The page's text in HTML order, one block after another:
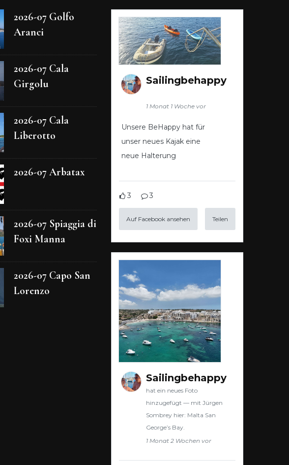
2026-07 Golfo
Aranci
2026-07 Cala
Girgolu
2026-07 Cala
Liberotto
2026-07 Arbatax
2026-07 Spiaggia di
Foxi Manna
2026-07 Capo San
Lorenzo
Sailingbehappy
1 Monat 1 Woche vor
Unsere BeHappy hat für
unser neues Kajak eine
neue Halterung
3 3
Auf Facebook ansehen Teilen
Sailingbehappy
hat ein neues Foto
hinzugefügt — mit Jürgen
Sombrey hier: Malta San
George’s Bay.
1 Monat 2 Wochen vor